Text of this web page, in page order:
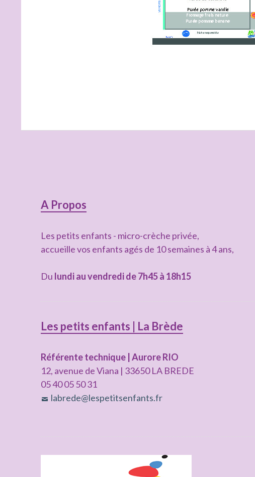
Colonne
subsidiaire
A Propos
Les petits enfants - micro-crèche privée,
accueille vos enfants agés de 10 semaines à 4 ans,
Du lundi au vendredi de 7h45 à 18h15
Les petits enfants | La Brède
Référente technique | Aurore RIO
12, avenue de Viana | 33650 LA BREDE
05 40 05 50 31
labrede@lespetitsenfants.fr